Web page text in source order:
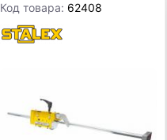
Код товара: 62408